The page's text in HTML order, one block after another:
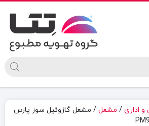
اداری / مشعل / مشعل گازوئيل سوز پارس